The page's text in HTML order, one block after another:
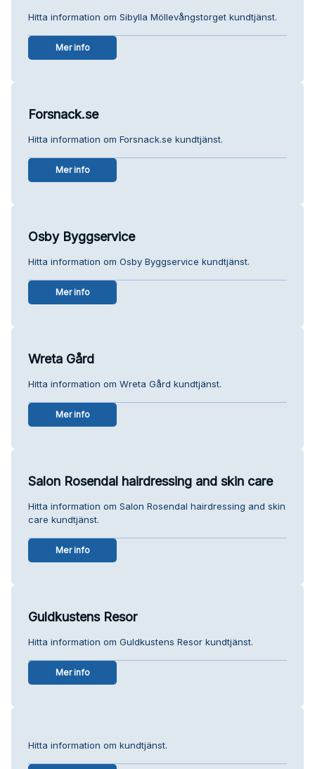
Hitta information om Sibylla Möllevångstorget kundtjänst.
Mer info
Forsnack.se
Hitta information om Forsnack.se kundtjänst.
Mer info
Osby Byggservice
Hitta information om Osby Byggservice kundtjänst.
Mer info
Wreta Gård
Hitta information om Wreta Gård kundtjänst.
Mer info
Salon Rosendal hairdressing and skin care
Hitta information om Salon Rosendal hairdressing and skin
care kundtjänst.
Mer info
Guldkustens Resor
Hitta information om Guldkustens Resor kundtjänst.
Mer info
Hitta information om kundtjänst.